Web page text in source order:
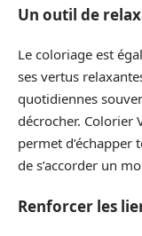
Un outil de
Le coloriage est
ses vertus
quotidiennes
décrocher. Colorier
permet
de s’accorder un
Renforcer les